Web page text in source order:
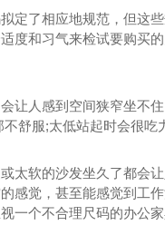
成都办公桌
定了相应地规范，但这
度和习气来检试要购买
让人感到空间狭窄坐不
舒服;太低站起时会很吃
太软的沙发坐久了都会
感觉，甚至能感觉到工
一个不合理尺码的办公家